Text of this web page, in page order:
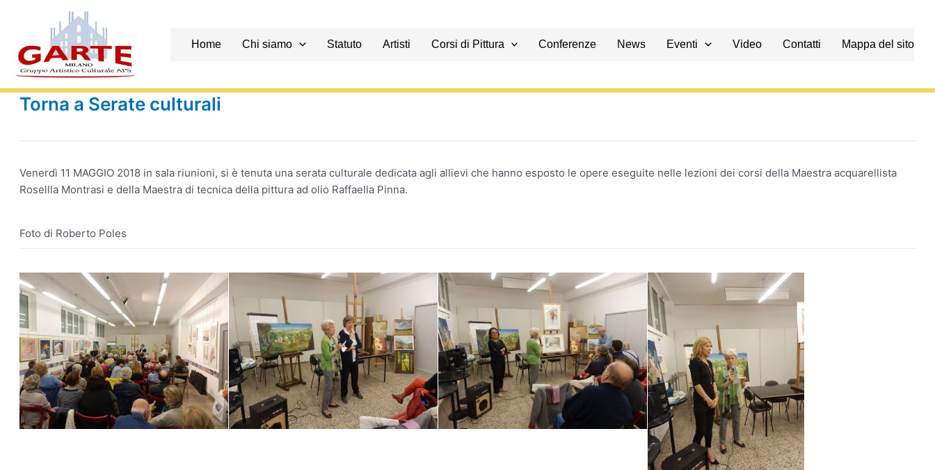
Home Chi siamo Statuto Artisti Corsi di Pittura Conferenze News Eventi Video Contatti Mappa del sito
Torna a Serate culturali
Venerdì 11 MAGGIO 2018 in sala riunioni, si è tenuta una serata culturale dedicata agli allievi che hanno esposto le opere eseguite nelle lezioni dei corsi della Maestra acquarellista
Rosellla Montrasi e della Maestra di tecnica della pittura ad olio Raffaella Pinna.
Foto di Roberto Poles